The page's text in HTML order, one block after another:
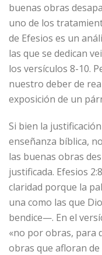
buenas obras
uno de los
de Efesios es un
las que se dedican
los versículos 8-10.
nuestro deber de
exposición de un
Si bien la
enseñanza bíblica,
las buenas obras
justificada. Efesios
claridad porque la
una como las que
bendice—. En el
«no por obras, para
obras que afloran